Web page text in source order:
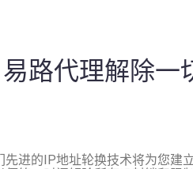
路代理解除一
先进的IP地址轮换技术将为您建